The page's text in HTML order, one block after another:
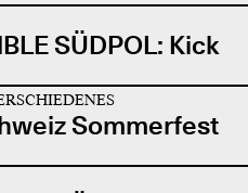
SÜDPOL: Kick
Sommerfest